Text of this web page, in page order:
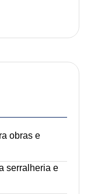
obras e
serralheria e